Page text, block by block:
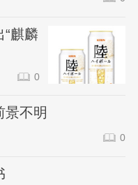
麒麟
0
景不明
0